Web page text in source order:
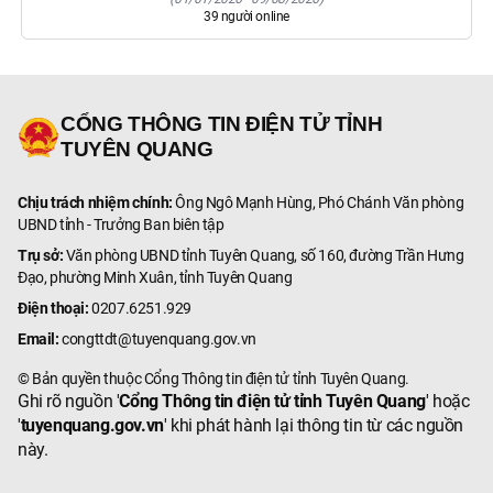
39 người online
CỔNG THÔNG TIN ĐIỆN TỬ TỈNH
TUYÊN QUANG
Chịu trách nhiệm chính:Ông Ngô Mạnh Hùng, Phó Chánh Văn phòng
UBND tỉnh - Trưởng Ban biên tập
Trụ sở:Văn phòng UBND tỉnh Tuyên Quang, số 160, đường Trần Hưng
Đạo, phường Minh Xuân, tỉnh Tuyên Quang
Điện thoại:0207.6251.929
Email: congttdt@tuyenquang.gov.vn
© Bản quyền thuộc Cổng Thông tin điện tử tỉnh Tuyên Quang.
Ghi rõ nguồn 'Cổng Thông tin điện tử tỉnh Tuyên Quang' hoặc
'tuyenquang.gov.vn' khi phát hành lại thông tin từ các nguồn
này.